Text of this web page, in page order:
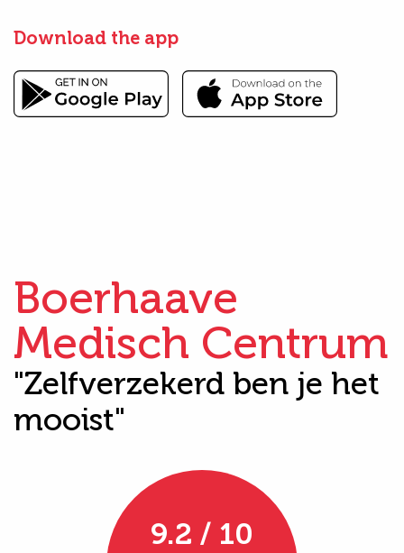
Download the app
Boerhaave
Medisch Centrum
"Zelfverzekerd ben je het
mooist"
9.2 / 10